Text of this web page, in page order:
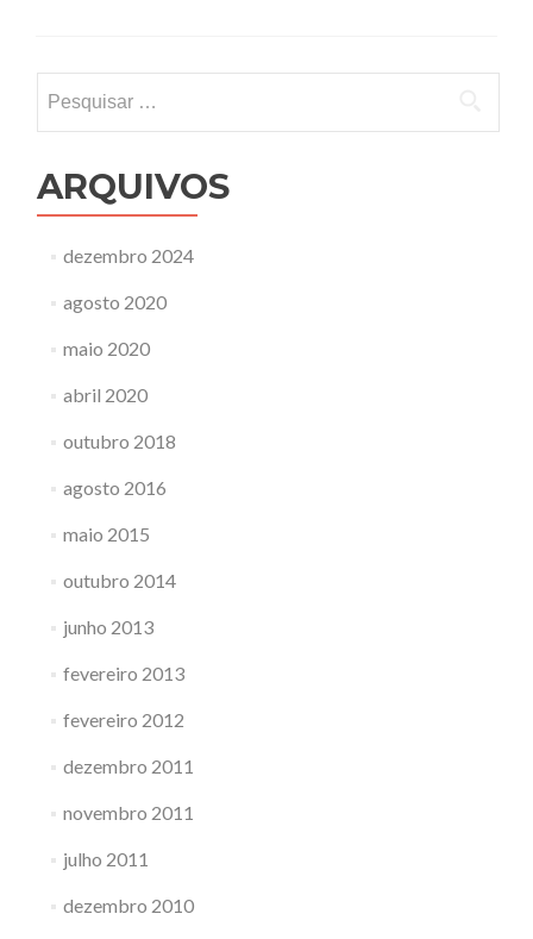
por:
ARQUIVOS
dezembro 2024
agosto 2020
maio 2020
abril 2020
outubro 2018
agosto 2016
maio 2015
outubro 2014
junho 2013
fevereiro 2013
fevereiro 2012
dezembro 2011
novembro 2011
julho 2011
dezembro 2010